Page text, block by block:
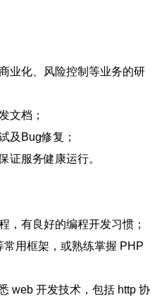
业化、风险控制等业务的研
文档；
及Bug修复；
证服务健康运行。
，有良好的编程开发习惯；
用框架，或熟练掌握 PHP
web 开发技术，包括 http 协